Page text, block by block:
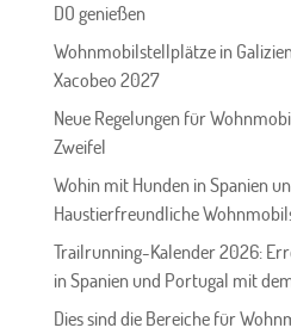
DO genießen
Wohnmobilstellplätze in
Xacobeo 2027
Neue Regelungen für
Zweifel
Wohin mit Hunden in Spanien
Haustierfreundliche
Trailrunning-Kalender 2026:
in Spanien und Portugal mit
Dies sind die Bereiche für